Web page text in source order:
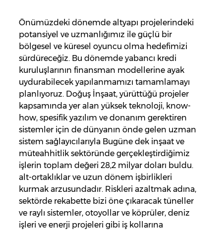
Önümüzdeki dönemde altyapı projelerindeki
potansiyel ve uzmanlığımız ile güçlü bir
bölgesel ve küresel oyuncu olma hedefimizi
sürdüreceğiz. Bu dönemde yabancı kredi
kuruluşlarının finansman modellerine ayak
uydurabilecek yapılanmamızı tamamlamayı
planlıyoruz. Doğuş İnşaat, yürüttüğü projeler
kapsamında yer alan yüksek teknoloji, know-
how, spesifik yazılım ve donanım gerektiren
sistemler için de dünyanın önde gelen uzman
sistem sağlayıcılarıyla Bugüne dek inşaat ve
müteahhitlik sektöründe gerçekleştirdiğimiz
işlerin toplam değeri 28,2 milyar doları buldu.
alt-ortaklıklar ve uzun dönem işbirlikleri
kurmak arzusundadır. Riskleri azaltmak adına,
sektörde rekabette bizi öne çıkaracak tüneller
ve raylı sistemler, otoyollar ve köprüler, deniz
işleri ve enerji projeleri gibi iş kollarına